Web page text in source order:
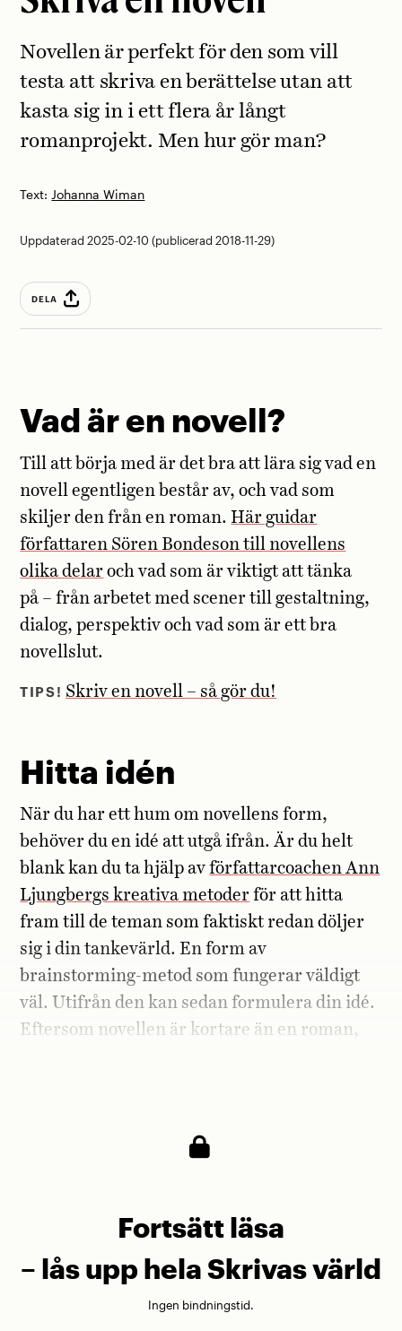
Text: Johanna Wiman
Novellen är perfekt för den som vill
testa att skriva en berättelse utan att
kasta sig in i ett flera år långt
romanprojekt. Men hur gör man?
Uppdaterad 2025-02-10 (publicerad 2018-11-29)
DELA
Vad är en novell?
Till att börja med är det bra att lära sig vad en
novell egentligen består av, och vad som
skiljer den från en roman.Här guidar
författaren Sören Bondeson till novellens
olika delar och vad som är viktigt att tänka
på – från arbetet med scener till gestaltning,
dialog, perspektiv och vad som är ett bra
novellslut.
TIPS! Skriv en novell – så gör du!
Hitta idén
När du har ett hum om novellens form,
behöver du en idé att utgå ifrån. Är du helt
blank kan du ta hjälp avförfattarcoachen Ann
Ljungbergs kreativa metoder för att hitta
fram till de teman som faktiskt redan döljer
sig i din tankevärld. En form av
brainstorming-metod som fungerar väldigt
väl. Utifrån den kan sedan formulera din idé.
Eftersom novellen är kortare än en roman,
Fortsätt läsa
– lås upp hela Skrivas värld
Ingen bindningstid.